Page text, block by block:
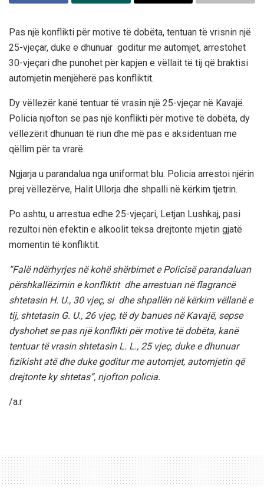
Pas një konflikti për motive të dobëta, tentuan të vrisnin një
25-vjeçar, duke e dhunuar goditur me automjet, arrestohet
30-vjeçari dhe punohet për kapjen e vëllait të tij që braktisi
automjetin menjëherë pas konfliktit.
Dy vëllezër kanë tentuar të vrasin një 25-vjeçar në Kavajë.
Policia njofton se pas një konflikti për motive të dobëta, dy
vëllezërit dhunuan të riun dhe më pas e aksidentuan me
qëllim për ta vrarë.
Ngjarja u parandalua nga uniformat blu. Policia arrestoi njërin
prej vëllezërve, Halit Ullorja dhe shpalli në kërkim tjetrin.
Po ashtu, u arrestua edhe 25-vjeçari, Letjan Lushkaj, pasi
rezultoi nën efektin e alkoolit teksa drejtonte mjetin gjatë
momentin të konfliktit.
“Falë ndërhyrjes në kohë shërbimet e Policisë parandaluan
përshkallëzimin e konfliktit dhe arrestuan në flagrancë
shtetasin H. U., 30 vjeç, si dhe shpallën në kërkim vëllanë e
tij, shtetasin G. U., 26 vjeç, të dy banues në Kavajë, sepse
dyshohet se pas një konflikti për motive të dobëta, kanë
tentuar të vrasin shtetasin L. L., 25 vjeç, duke e dhunuar
fizikisht atë dhe duke goditur me automjet, automjetin që
drejtonte ky shtetas”, njofton policia.
/a.r